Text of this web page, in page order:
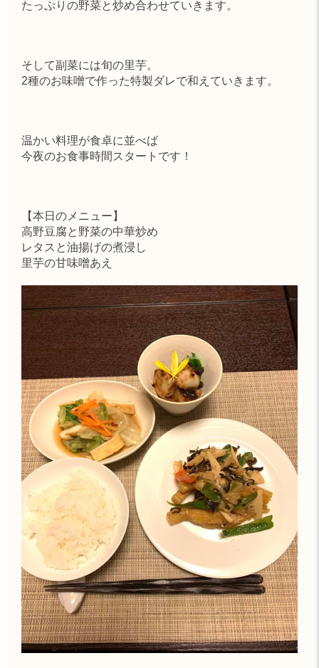
たっぷりの野菜と炒め合わせていきます。
そして副菜には旬の里芋。
2種のお味噌で作った特製ダレで和えていきます。
温かい料理が食卓に並べば
今夜のお食事時間スタートです！
【本日のメニュー】
高野豆腐と野菜の中華炒め
レタスと油揚げの煮浸し
里芋の甘味噌あえ